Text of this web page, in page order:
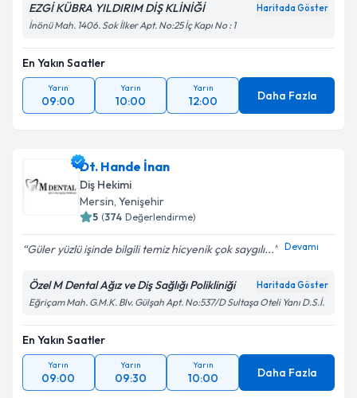
EZGİ KÜBRA YILDIRIM DİŞ KLİNİĞİ Haritada Göster
İnönü Mah. 1406. Sok İlker Apt. No:25 İç Kapı No : 1
En Yakın Saatler
Yarın
09:00
Yarın
10:00
Yarın
12:00 Daha Fazla
Dt. Hande İnan
Diş Hekimi
Mersin, Yenişehir
5 (374 Değerlendirme)
Güler yüzlü işinde bilgili temiz hicyenik çok saygılı... Devamı
Özel M Dental Ağız ve Diş Sağlığı Polikliniği Haritada Göster
Eğriçam Mah. G.M.K. Blv. Gülşah Apt. No:537/D Sultaşa Oteli Yanı D.S.İ.
En Yakın Saatler
Yarın
09:00
Yarın
09:30
Yarın
10:00 Daha Fazla